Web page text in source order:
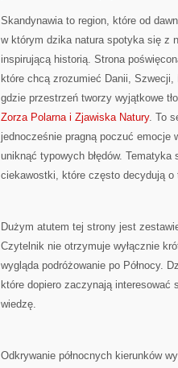
Skandynawia to region, które od
w którym dzika natura spotyka się z
inspirującą historią. Strona
które chcą zrozumieć Danii, Szwecji,
gdzie przestrzeń tworzy wyjątkowe
Zorza Polarna i Zjawiska Natury. To
jednocześnie pragną poczuć emocje
uniknąć typowych błędów.
ciekawostki, które często decydują
Dużym atutem tej strony jest
Czytelnik nie otrzymuje wyłącznie
wygląda podróżowanie po Północy.
które dopiero zaczynają interesować
wiedzę.
Odkrywanie północnych kierunków